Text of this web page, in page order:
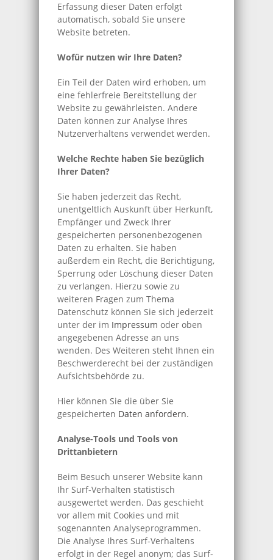
Erfassung dieser Daten erfolgt
automatisch, sobald Sie unsere
Website betreten.
Wofür nutzen wir Ihre Daten?
Ein Teil der Daten wird erhoben, um
eine fehlerfreie Bereitstellung der
Website zu gewährleisten. Andere
Daten können zur Analyse Ihres
Nutzerverhaltens verwendet werden.
Welche Rechte haben Sie bezüglich
Ihrer Daten?
Sie haben jederzeit das Recht,
unentgeltlich Auskunft über Herkunft,
Empfänger und Zweck Ihrer
gespeicherten personenbezogenen
Daten zu erhalten. Sie haben
außerdem ein Recht, die Berichtigung,
Sperrung oder Löschung dieser Daten
zu verlangen. Hierzu sowie zu
weiteren Fragen zum Thema
Datenschutz können Sie sich jederzeit
unter der im Impressum oder oben
angegebenen Adresse an uns
wenden. Des Weiteren steht Ihnen ein
Beschwerderecht bei der zuständigen
Aufsichtsbehörde zu.
Hier können Sie die über Sie
gespeicherten Daten anfordern.
Analyse-Tools und Tools von
Drittanbietern
Beim Besuch unserer Website kann
Ihr Surf-Verhalten statistisch
ausgewertet werden. Das geschieht
vor allem mit Cookies und mit
sogenannten Analyseprogrammen.
Die Analyse Ihres Surf-Verhaltens
erfolgt in der Regel anonym; das Surf-